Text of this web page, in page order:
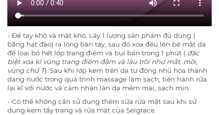
- Để tay khô và mặt khô, Lấy 1 lượng sản phẩm đủ dùng (
bằng hạt đào) ra lòng bàn tay, sau đó xoa đều lên bề mặt da
để loại bỏ hết lớp trang điểm và bụi bẩn trong 1 phút ( đặc
biệt xoa kĩ vùng trang điểm đậm và lâu trôi như mắt, môi,
vùng chữ T). Sau khi lớp kem trên da tự động nhũ hóa thành
dạng nước trong quá trình massage làm sạch, tiến hành rửa
lại kĩ với nước và cảm nhận làn da mềm mại, sạch mịn.
- Có thể không cần sử dụng thêm sữa rửa mặt sau khi sử
dụng kem tẩy trang và rửa mặt của Selgrace.